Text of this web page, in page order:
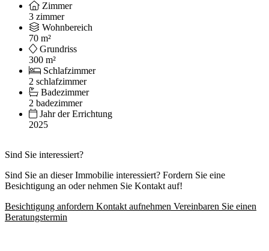
Zimmer
3 zimmer
Wohnbereich
70 m²
Grundriss
300 m²
Schlafzimmer
2 schlafzimmer
Badezimmer
2 badezimmer
Jahr der Errichtung
2025
Sind Sie interessiert?
Sind Sie an dieser Immobilie interessiert? Fordern Sie eine
Besichtigung an oder nehmen Sie Kontakt auf!
Besichtigung anfordern Kontakt aufnehmen Vereinbaren Sie einen
Beratungstermin